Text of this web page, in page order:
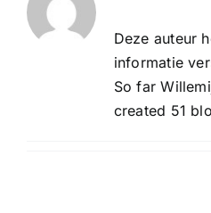
Home
Deze auteur
informatie
So far
created 51